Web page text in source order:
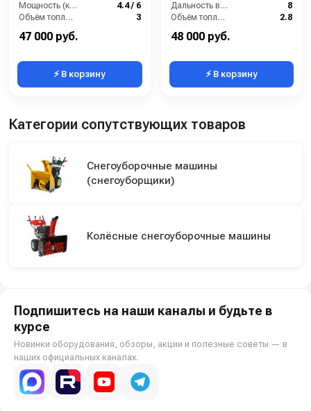
Мощность (кВт/лс):
4.4 / 6
Объём топливного бака (л):
3
Рабочая высота (см):
47 000 руб.
⚡ В корзину
Дальность выброса снега (м):
8
Объём топливного бака (л):
2.8
Рабочая высота (см):
48 000 руб.
⚡ В корзину
Категории сопутствующих товаров
Снегоуборочные машины
(снегоуборщики)
Колёсные снегоуборочные машины
Подпишитесь на наши каналы и будьте в
курсе
Новинки оборудования, обзоры, акции и полезные советы — в
наших официальных каналах.